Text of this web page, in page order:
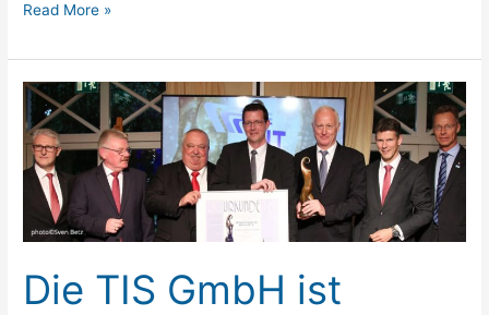
Read More »
Die TIS GmbH ist
Die
TIS
GmbH
ist
Unternehmen
des
2016